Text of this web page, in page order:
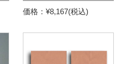
価格：¥8,167(税込)